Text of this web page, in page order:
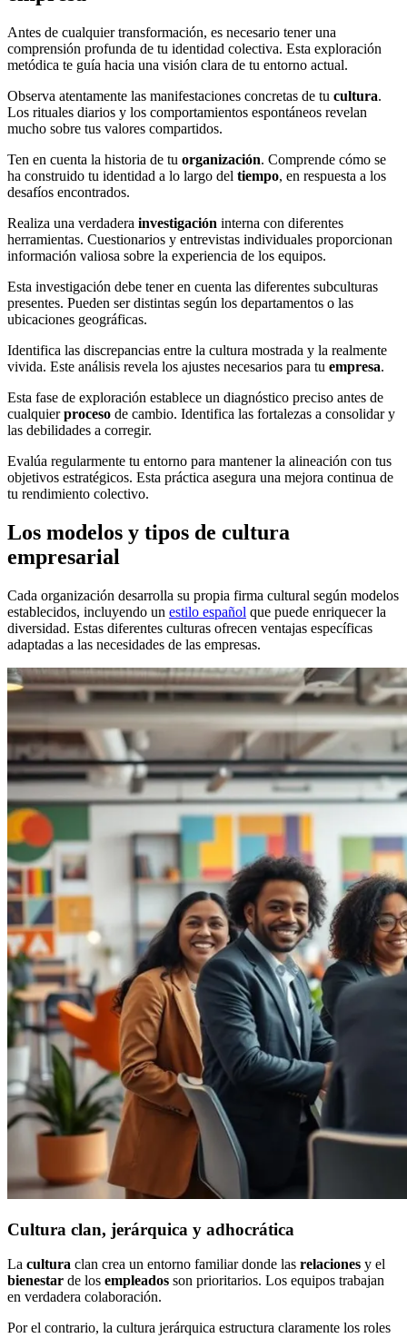
Antes de cualquier transformación, es necesario tener una
comprensión profunda de tu identidad colectiva. Esta exploración
metódica te guía hacia una visión clara de tu entorno actual.
Observa atentamente las manifestaciones concretas de tu cultura.
Los rituales diarios y los comportamientos espontáneos revelan
mucho sobre tus valores compartidos.
Ten en cuenta la historia de tu organización. Comprende cómo se
ha construido tu identidad a lo largo del tiempo, en respuesta a los
desafíos encontrados.
Realiza una verdadera investigación interna con diferentes
herramientas. Cuestionarios y entrevistas individuales proporcionan
información valiosa sobre la experiencia de los equipos.
Esta investigación debe tener en cuenta las diferentes subculturas
presentes. Pueden ser distintas según los departamentos o las
ubicaciones geográficas.
Identifica las discrepancias entre la cultura mostrada y la realmente
vivida. Este análisis revela los ajustes necesarios para tu empresa.
Esta fase de exploración establece un diagnóstico preciso antes de
cualquierproceso de cambio. Identifica las fortalezas a consolidar y
las debilidades a corregir.
Evalúa regularmente tu entorno para mantener la alineación con tus
objetivos estratégicos. Esta práctica asegura una mejora continua de
tu rendimiento colectivo.
Los modelos y tipos de cultura
empresarial
Cada organización desarrolla su propia firma cultural según modelos
establecidos, incluyendo un estilo español que puede enriquecer la
diversidad. Estas diferentes culturas ofrecen ventajas específicas
adaptadas a las necesidades de las empresas.
Cultura clan, jerárquica y adhocrática
La cultura clan crea un entorno familiar donde las relaciones y el
bienestar de los empleados son prioritarios. Los equipos trabajan
en verdadera colaboración.
Por el contrario, la cultura jerárquica estructura claramente los roles